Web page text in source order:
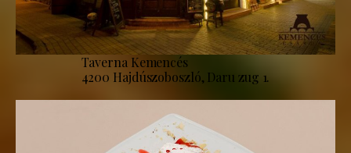
Taverna Kemencés
4200 Hajdúszoboszló, Daru zug 1.